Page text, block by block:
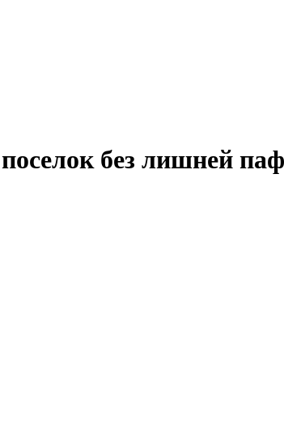
без лишней